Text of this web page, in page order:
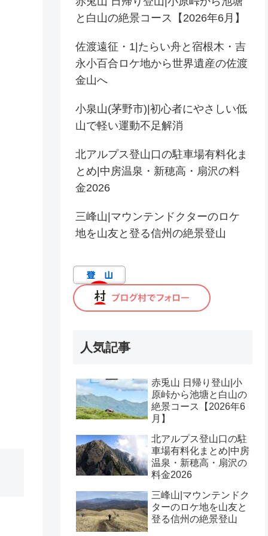
と白山の絶景コース【2026年6月】
佐渡遠征・1|たらい舟と宿根木・吉
永小百合ロケ地から世界遺産の佐渡
金山へ
小泉山(茅野市)|初心者にやさしい低
山で軽い運動不足解消
北アルプス登山口の駐車場有料化ま
とめ|中房温泉・新穂高・扇沢の料
金2026
三峰山|マウンテンドクターのロケ
地を山友と登る信州の絶景登山
人気記事
赤兎山 日帰り登山|小
原峠から池塘と白山の
絶景コース【2026年6
月】
北アルプス登山口の駐
車場有料化まとめ|中房
温泉・新穂高・扇沢の
料金2026
三峰山|マウンテンドク
ターのロケ地を山友と
登る信州の絶景登山